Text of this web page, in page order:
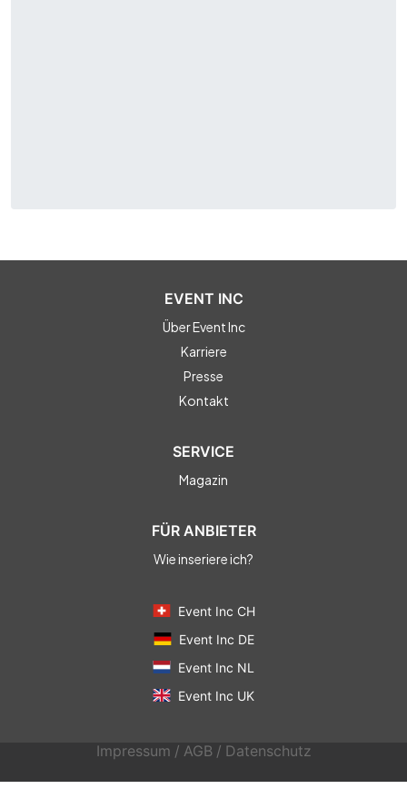
EVENT INC
Über Event Inc
Karriere
Presse
Kontakt
SERVICE
Magazin
FÜR ANBIETER
Wie inseriere ich?
Event Inc CH
Event Inc DE
Event Inc NL
Event Inc UK
Impressum / AGB / Datenschutz